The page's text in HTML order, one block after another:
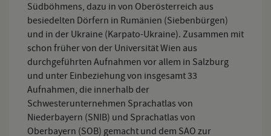
Südböhmens, dazu in von Oberösterreich aus
besiedelten Dörfern in Rumänien (Siebenbürgen)
und in der Ukraine (Karpato-Ukraine). Zusammen mit
schon früher von der Universität Wien aus
durchgeführten Aufnahmen vor allem in Salzburg
und unter Einbeziehung von insgesamt 33
Aufnahmen, die innerhalb der
Schwesterunternehmen Sprachatlas von
Niederbayern (SNIB) und Sprachatlas von
Oberbayern (SOB) gemacht und dem SAO zur